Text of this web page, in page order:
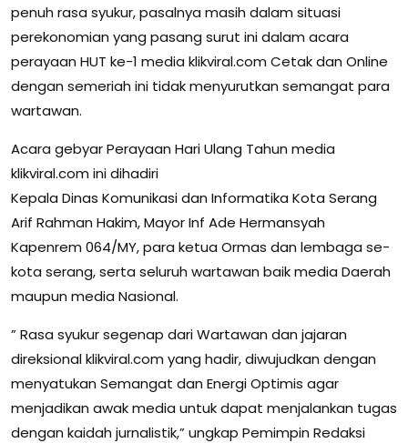
penuh rasa syukur, pasalnya masih dalam situasi
perekonomian yang pasang surut ini dalam acara
perayaan HUT ke-1 media klikviral.com Cetak dan Online
dengan semeriah ini tidak menyurutkan semangat para
wartawan.
Acara gebyar Perayaan Hari Ulang Tahun media
klikviral.com ini dihadiri
Kepala Dinas Komunikasi dan Informatika Kota Serang
Arif Rahman Hakim, Mayor Inf Ade Hermansyah
Kapenrem 064/MY, para ketua Ormas dan lembaga se-
kota serang, serta seluruh wartawan baik media Daerah
maupun media Nasional.
” Rasa syukur segenap dari Wartawan dan jajaran
direksional klikviral.com yang hadir, diwujudkan dengan
menyatukan Semangat dan Energi Optimis agar
menjadikan awak media untuk dapat menjalankan tugas
dengan kaidah jurnalistik,” ungkap Pemimpin Redaksi